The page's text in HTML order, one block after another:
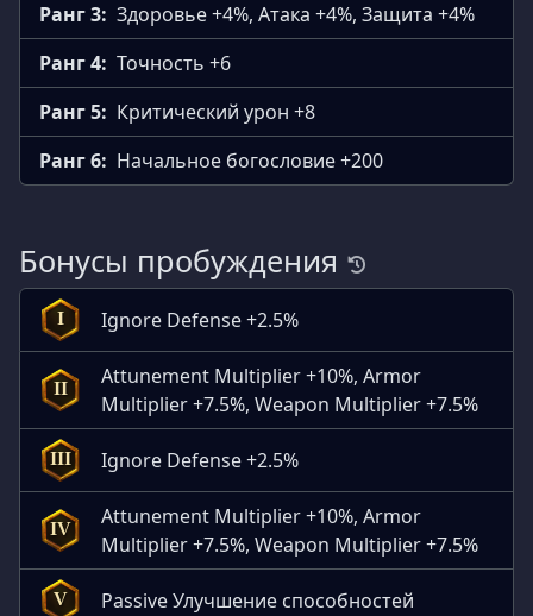
Ранг 3: Здоровье +4%, Атака +4%, Защита +4%
Ранг 4: Точность +6
Ранг 5: Критический урон +8
Ранг 6: Начальное богословие +200
Бонусы пробуждения
I Ignore Defense +2.5%
II
Attunement Multiplier +10%, Armor
Multiplier +7.5%, Weapon Multiplier +7.5%
III Ignore Defense +2.5%
IV
Attunement Multiplier +10%, Armor
Multiplier +7.5%, Weapon Multiplier +7.5%
V Passive Улучшение способностей